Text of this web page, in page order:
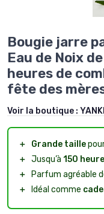
Bougie jarre
Eau de Noix
heures de
fête des
Voir la boutique :
＋ Grande taille
＋ Jusqu’à 150
＋
Parfum agréable
＋
Idéal comme